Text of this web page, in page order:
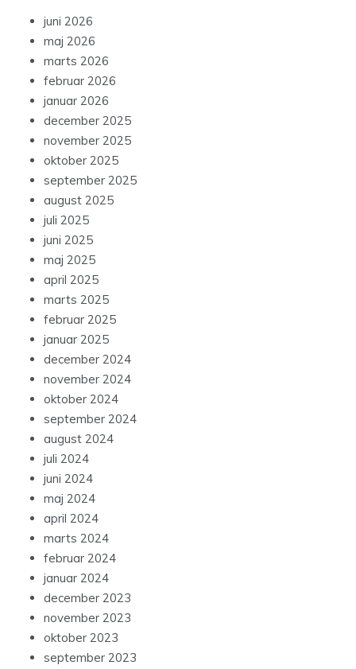
juni 2026
maj 2026
marts 2026
februar 2026
januar 2026
december 2025
november 2025
oktober 2025
september 2025
august 2025
juli 2025
juni 2025
maj 2025
april 2025
marts 2025
februar 2025
januar 2025
december 2024
november 2024
oktober 2024
september 2024
august 2024
juli 2024
juni 2024
maj 2024
april 2024
marts 2024
februar 2024
januar 2024
december 2023
november 2023
oktober 2023
september 2023